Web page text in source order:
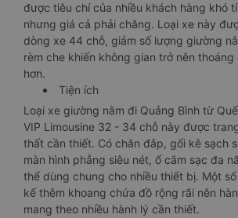
được tiêu chí của nhiều khách hàng khó
nhưng giá cả phải chăng. Loại xe này
dòng xe 44 chỗ, giảm số lượng giường
rèm che khiến không gian trở nên
hơn.
Tiện ích
Loại xe giường nằm đi Quảng Bình từ
VIP Limousine 32 - 34 chỗ này được
thất cần thiết. Có chăn đắp, gối kê sạch
màn hình phẳng siêu nét, ổ cắm sạc đa
thể dùng chung cho nhiều thiết bị. Một
kế thêm khoang chứa đồ rộng rãi nên
mang theo nhiều hành lý cần thiết.